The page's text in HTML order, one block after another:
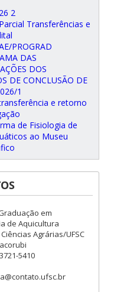
2
Transferências e
PROGRAD
DAS
DOS
DE CONCLUSÃO DE
1
e retorno
de Fisiologia de
ao Museu
em
de Aquicultura
Agrárias/UFSC
5410